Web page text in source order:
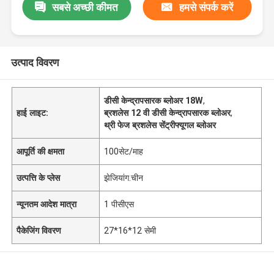
सबसे अच्छी कीमत हमसे संपर्क करें
उत्पाद विवरण
हाई लाइट:
डीसी केन्द्रापसारक ब्लोअर 18W,
ब्रशलेस 12 वी डीसी केन्द्रापसारक ब्लोअर,
थ्री फेज ब्रशलेस सेंट्रीफ्यूगल ब्लोअर
आपूर्ति की क्षमता 100सेट/माह
उत्पत्ति के प्लेस झेजियांग.चीन
न्यूनतम आदेश मात्रा 1 पीसीएस
पैकेजिंग विवरण 27*16*12 सेमी